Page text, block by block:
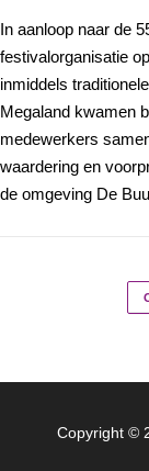
In aanloop naar de
festivalorganisatie
inmiddels
Megaland kwamen
medewerkers
waardering en
de omgeving De
Copyright ©